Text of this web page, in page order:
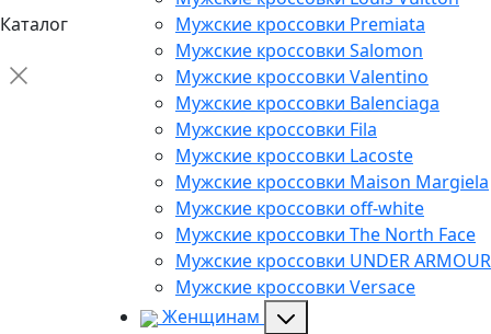
Каталог
Мужские кроссовки Premiata
Мужские кроссовки Salomon
Мужские кроссовки Valentino
Мужские кроссовки Balenciaga
Мужские кроссовки Fila
Мужские кроссовки Lacoste
Мужские кроссовки Maison Margiela
Мужские кроссовки off-white
Мужские кроссовки The North Face
Мужские кроссовки UNDER ARMOUR
Мужские кроссовки Versace
Женщинам